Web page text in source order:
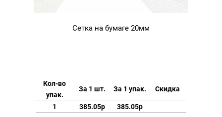
Сетка на бумаге 20мм
Кол-во
упак.
За 1 шт. За 1 упак. Скидка
1 385.05р 385.05р